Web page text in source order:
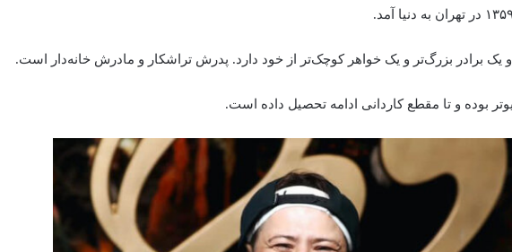
و یک برادر بزرگ‌تر و یک خواهر کوچک‌تر از خود دارد. پدرش تراشکار و مادرش خانه‌دار است.
بوده و تا مقطع کاردانی ادامه تحصیل داده‌ است.